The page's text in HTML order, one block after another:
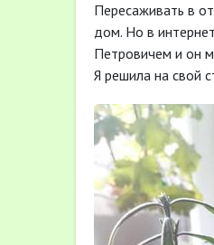
Пересаживать в
дом. Но в
Петровичем и он
Я решила на свой